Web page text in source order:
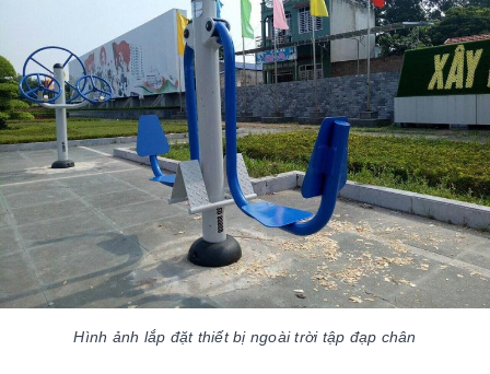
Hình ảnh lắp đặt thiết bị ngoài trời tập đạp chân